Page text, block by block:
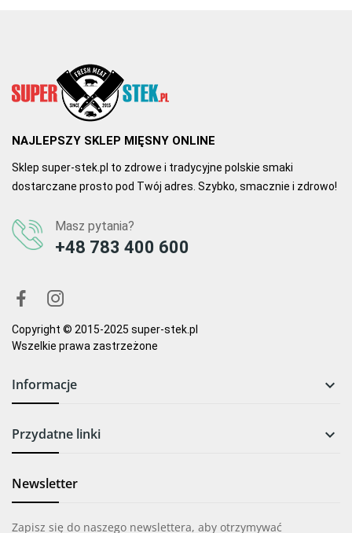
NAJLEPSZY SKLEP MIĘSNY ONLINE
Sklep super-stek.pl to zdrowe i tradycyjne polskie smaki
dostarczane prosto pod Twój adres. Szybko, smacznie i zdrowo!
Masz pytania?
+48 783 400 600
Copyright © 2015-2025 super-stek.pl
Wszelkie prawa zastrzeżone
Informacje 
Przydatne linki 
Newsletter
Zapisz się do naszego newslettera, aby otrzymywać